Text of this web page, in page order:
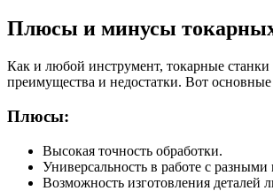
Плюсы и минусы
Как и любой инструмент, токарные
преимущества и недостатки. Вот
Плюсы:
Высокая точность обработки.
Универсальность в работе с разными
Возможность изготовления деталей